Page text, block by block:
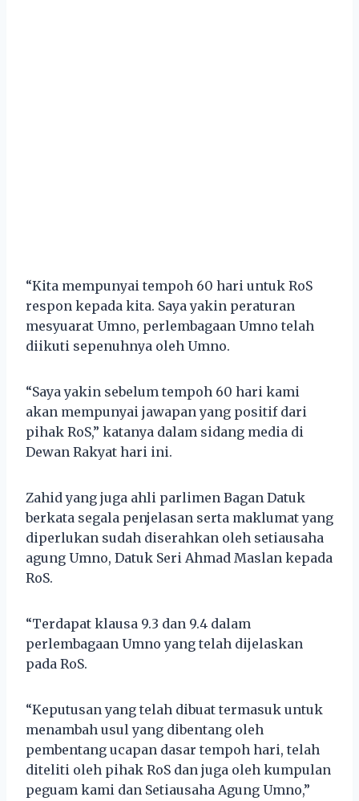
“Kita mempunyai tempoh 60 hari untuk RoS
respon kepada kita. Saya yakin peraturan
mesyuarat Umno, perlembagaan Umno telah
diikuti sepenuhnya oleh Umno.
“Saya yakin sebelum tempoh 60 hari kami
akan mempunyai jawapan yang positif dari
pihak RoS,” katanya dalam sidang media di
Dewan Rakyat hari ini.
Zahid yang juga ahli parlimen Bagan Datuk
berkata segala penjelasan serta maklumat yang
diperlukan sudah diserahkan oleh setiausaha
agung Umno, Datuk Seri Ahmad Maslan kepada
RoS.
“Terdapat klausa 9.3 dan 9.4 dalam
perlembagaan Umno yang telah dijelaskan
pada RoS.
“Keputusan yang telah dibuat termasuk untuk
menambah usul yang dibentang oleh
pembentang ucapan dasar tempoh hari, telah
diteliti oleh pihak RoS dan juga oleh kumpulan
peguam kami dan Setiausaha Agung Umno,”